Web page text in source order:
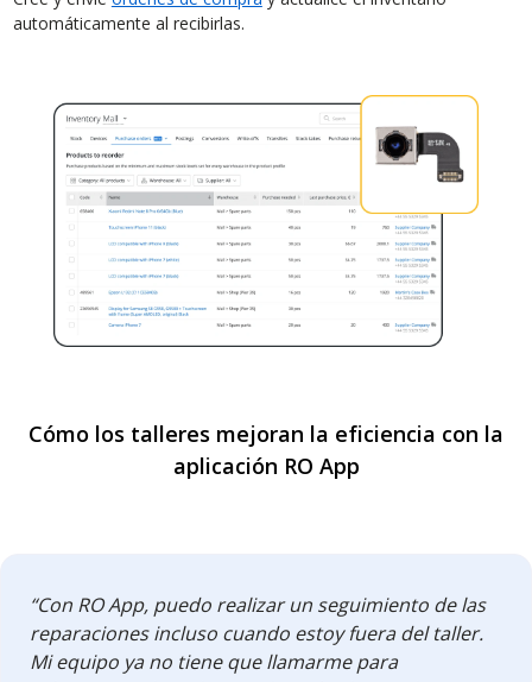
automáticamente al recibirlas.
Cómo los talleres mejoran la eficiencia con la
aplicación RO App
“Con RO App, puedo realizar un seguimiento de las
reparaciones incluso cuando estoy fuera del taller.
Mi equipo ya no tiene que llamarme para